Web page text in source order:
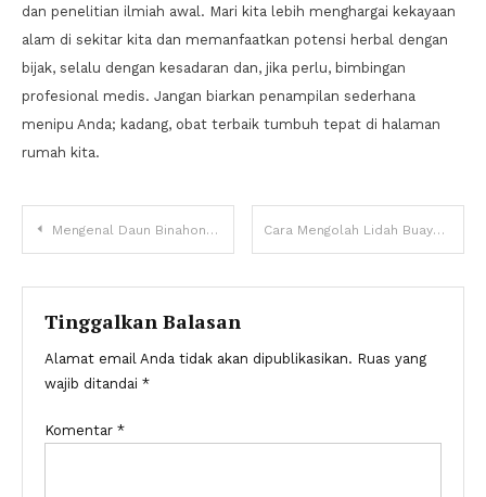
dan penelitian ilmiah awal. Mari kita lebih menghargai kekayaan
alam di sekitar kita dan memanfaatkan potensi herbal dengan
bijak, selalu dengan kesadaran dan, jika perlu, bimbingan
profesional medis. Jangan biarkan penampilan sederhana
menipu Anda; kadang, obat terbaik tumbuh tepat di halaman
rumah kita.
Navigasi
pos
Mengenal Daun Binahong: Tanaman Herbal Ampuh untuk Mempercepat Penyembuhan Luka Cara Mengolah Lidah Buaya untuk Obat Batuk dan Radang Tenggorokan
Tinggalkan Balasan
Alamat email Anda tidak akan dipublikasikan. Ruas yang
wajib ditandai *
Komentar *